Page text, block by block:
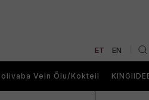
ET EN
Vein Õlu/Kokteil